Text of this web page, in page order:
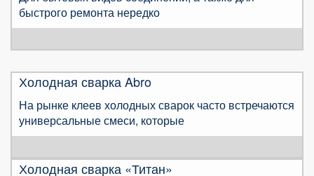
быстрого ремонта нередко
Холодная сварка Abro
На рынке клеев холодных сварок часто встречаются
универсальные смеси, которые
Холодная сварка «Титан»